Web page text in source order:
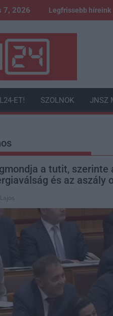
7, 2026 Legfrissebb híreink
ET! SZOLNOK JNSZ
a tutit,
és az aszály